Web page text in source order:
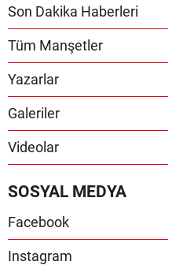
Son Dakika Haberleri
Tüm Manşetler
Yazarlar
Galeriler
Videolar
SOSYAL MEDYA
Facebook
Instagram